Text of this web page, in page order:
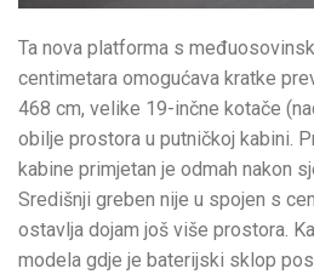
Ta nova platforma s
centimetara omogućava kratke
468 cm, velike 19-inčne kotače
obilje prostora u putničkoj kabini.
kabine primjetan je odmah nakon
Središnji greben nije u spojen s
ostavlja dojam još više prostora.
modela gdje je baterijski sklop